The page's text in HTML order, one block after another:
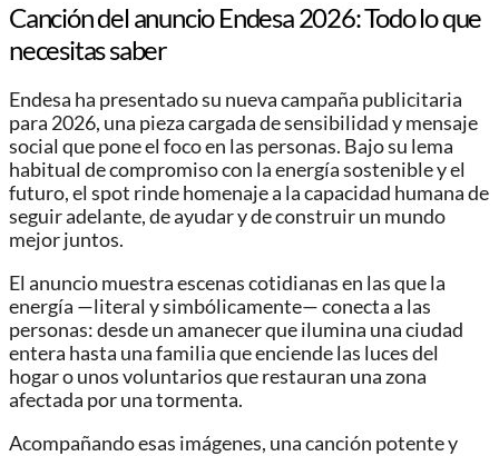
Canción del anuncio Endesa 2026: Todo lo que
necesitas saber
Endesa ha presentado su nueva campaña publicitaria
para 2026, una pieza cargada de sensibilidad y mensaje
social que pone el foco en las personas. Bajo su lema
habitual de compromiso con la energía sostenible y el
futuro, el spot rinde homenaje a la capacidad humana de
seguir adelante, de ayudar y de construir un mundo
mejor juntos.
El anuncio muestra escenas cotidianas en las que la
energía —literal y simbólicamente— conecta a las
personas: desde un amanecer que ilumina una ciudad
entera hasta una familia que enciende las luces del
hogar o unos voluntarios que restauran una zona
afectada por una tormenta.
Acompañando esas imágenes, una canción potente y